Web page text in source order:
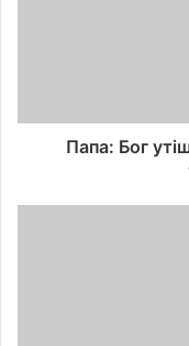
Папа: Бог